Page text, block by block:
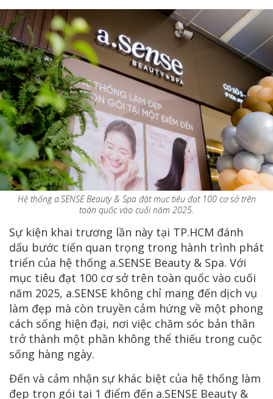
Hệ thống a.SENSE Beauty & Spa đặt mục tiêu đạt 100 cơ sở trên
toàn quốc vào cuối năm 2025.
Sự kiện khai trương lần này tại TP.HCM đánh
dấu bước tiến quan trọng trong hành trình phát
triển của hệ thống a.SENSE Beauty & Spa. Với
mục tiêu đạt 100 cơ sở trên toàn quốc vào cuối
năm 2025, a.SENSE không chỉ mang đến dịch vụ
làm đẹp mà còn truyền cảm hứng về một phong
cách sống hiện đại, nơi việc chăm sóc bản thân
trở thành một phần không thể thiếu trong cuộc
sống hàng ngày.
Đến và cảm nhận sự khác biệt của hệ thống làm
đẹp trọn gói tại 1 điểm đến a.SENSE Beauty &